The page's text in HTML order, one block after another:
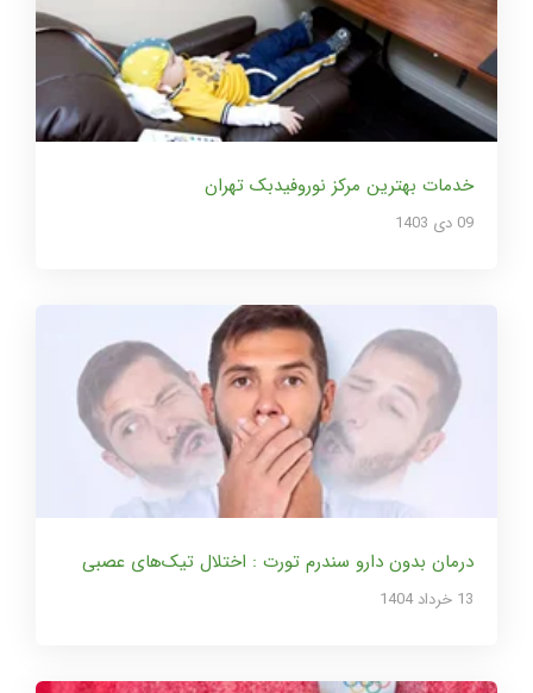
خدمات بهترین مرکز نوروفیدبک تهران
09 دی 1403
درمان بدون دارو سندرم تورت : اختلال تیک‌های عصبی
13 خرداد 1404